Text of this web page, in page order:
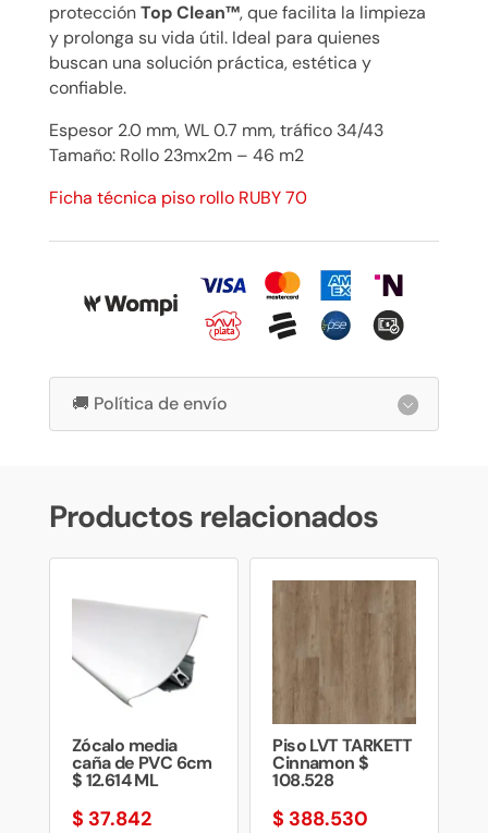
protecciónTop Clean™, que facilita la limpieza
y prolonga su vida útil. Ideal para quienes
buscan una solución práctica, estética y
confiable.
Espesor 2.0 mm, WL 0.7 mm, tráfico 34/43
Tamaño: Rollo 23mx2m – 46 m2
Ficha técnica piso rollo RUBY 70
🚚 Política de envío
Productos relacionados
Zócalo media
caña de PVC 6cm
$ 12.614 ML
$ 37.842
Piso LVT TARKETT
Cinnamon $
108.528
$ 388.530